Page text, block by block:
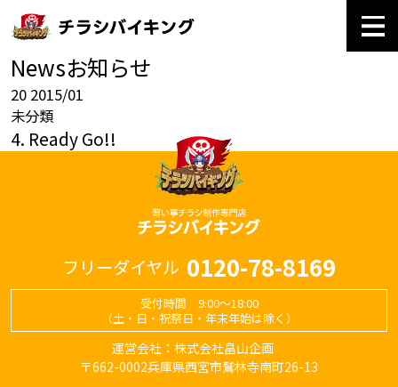
Newsお知らせ
20 2015/01
未分類
4. Ready Go!!
フリーダイヤル 0120-78-8169
受付時間 9:00～18:00
（土・日・祝祭日・年末年始は除く）
運営会社：株式会社畠山企画
〒662-0002兵庫県西宮市鷲林寺南町26-13